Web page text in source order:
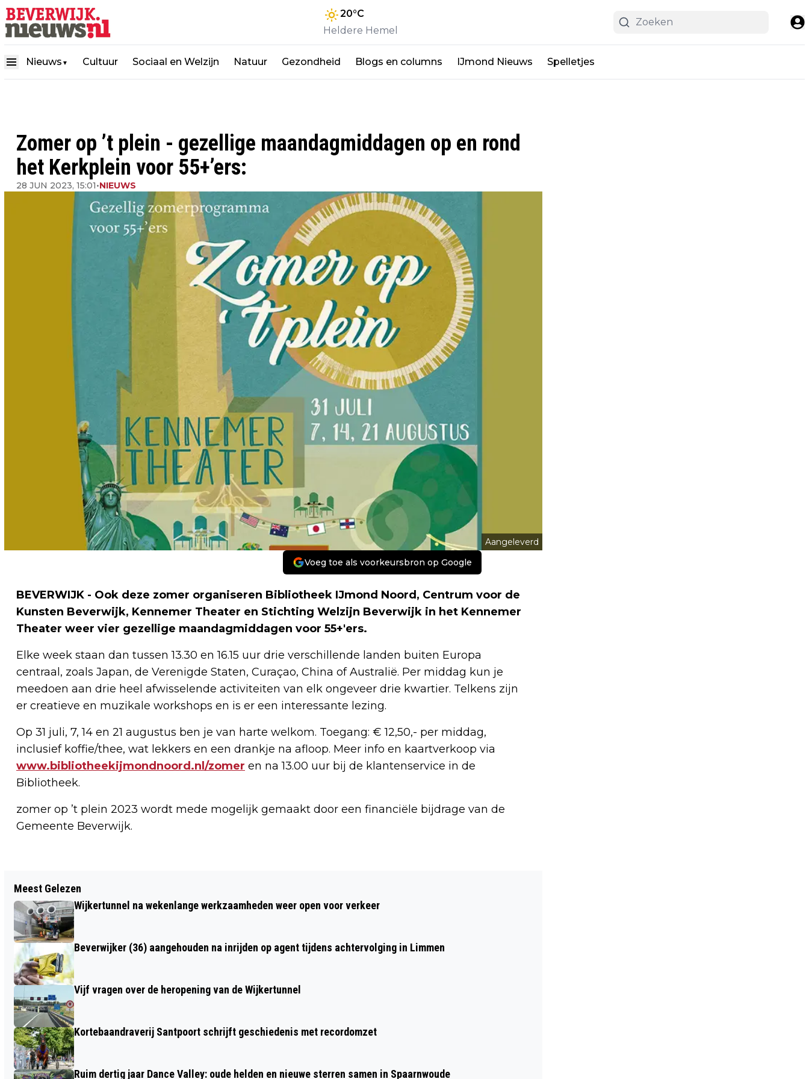
20°C
Heldere Hemel
Nieuws ▼ Cultuur Sociaal en Welzijn Natuur Gezondheid Blogs en columns IJmond Nieuws Spelletjes
Zomer op ’t plein - gezellige maandagmiddagen op en rond
het Kerkplein voor 55+’ers:
28 JUN 2023, 15:01•NIEUWS
Aangeleverd
Voeg toe als voorkeursbron op Google
BEVERWIJK - Ook deze zomer organiseren Bibliotheek IJmond Noord, Centrum voor de
Kunsten Beverwijk, Kennemer Theater en Stichting Welzijn Beverwijk in het Kennemer
Theater weer vier gezellige maandagmiddagen voor 55+'ers.
Elke week staan dan tussen 13.30 en 16.15 uur drie verschillende landen buiten Europa
centraal, zoals Japan, de Verenigde Staten, Curaçao, China of Australië. Per middag kun je
meedoen aan drie heel afwisselende activiteiten van elk ongeveer drie kwartier. Telkens zijn
er creatieve en muzikale workshops en is er een interessante lezing.
Op 31 juli, 7, 14 en 21 augustus ben je van harte welkom. Toegang: € 12,50,- per middag,
inclusief koffie/thee, wat lekkers en een drankje na afloop. Meer info en kaartverkoop via
www.bibliotheekijmondnoord.nl/zomer en na 13.00 uur bij de klantenservice in de
Bibliotheek.
zomer op ’t plein 2023 wordt mede mogelijk gemaakt door een financiële bijdrage van de
Gemeente Beverwijk.
BUSJE IN BRAND OP PARKEERPLAATS
VAN HEEMSKERKSE
VOETBALVERENIGING
BIJ HET KOETSHUIJS IN HEEMSKERK
Meest Gelezen
Wijkertunnel na wekenlange werkzaamheden weer open voor verkeer
Beverwijker (36) aangehouden na inrijden op agent tijdens achtervolging in Limmen
Vijf vragen over de heropening van de Wijkertunnel
Kortebaandraverij Santpoort schrijft geschiedenis met recordomzet
Ruim dertig jaar Dance Valley: oude helden en nieuwe sterren samen in Spaarnwoude